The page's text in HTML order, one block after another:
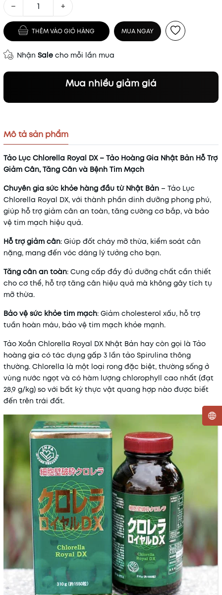
− +
THÊM VÀO GIỎ HÀNG MUA NGAY
Nhận Sale cho mỗi lần mua
Mua nhiều giảm giá
Mã khuyến mãi:
Điều kiện:
Mô tả sản phẩm
Tảo Lục Chlorella Royal DX – Tảo Hoàng Gia Nhật Bản Hỗ Trợ
Giảm Cân, Tăng Cân và Bệnh Tim Mạch
Chuyên gia sức khỏe hàng đầu từ Nhật Bản – Tảo Lục
Chlorella Royal DX, với thành phần dinh dưỡng phong phú,
giúp hỗ trợ giảm cân an toàn, tăng cường cơ bắp, và bảo
vệ tim mạch hiệu quả.
Hỗ trợ giảm cân: Giúp đốt cháy mỡ thừa, kiểm soát cân
nặng, mang đến vóc dáng lý tưởng cho bạn.
Tăng cân an toàn: Cung cấp đầy đủ dưỡng chất cần thiết
cho cơ thể, hỗ trợ tăng cân hiệu quả mà không gây tích tụ
mỡ thừa.
Bảo vệ sức khỏe tim mạch: Giảm cholesterol xấu, hỗ trợ
tuần hoàn máu, bảo vệ tim mạch khỏe mạnh.
Tảo Xoắn Chlorella Royal DX Nhật Bản hay còn gọi là Tảo
hoàng gia có tác dụng gấp 3 lần tảo Spirulina thông
thường. Chlorella là một loại rong đặc biệt, thường sống ở
vùng nước ngọt và có hàm lượng chlorophyll cao nhất (đạt
28,9 g/kg) so với bất kỳ thực vật quang hợp nào được biết
đến trên trái đất.